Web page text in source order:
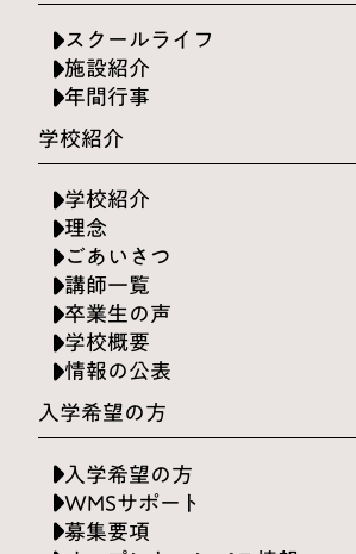
スクールライフ
施設紹介
年間行事
学校紹介
学校紹介
理念
ごあいさつ
講師一覧
卒業生の声
学校概要
情報の公表
入学希望の方
入学希望の方
WMSサポート
募集要項